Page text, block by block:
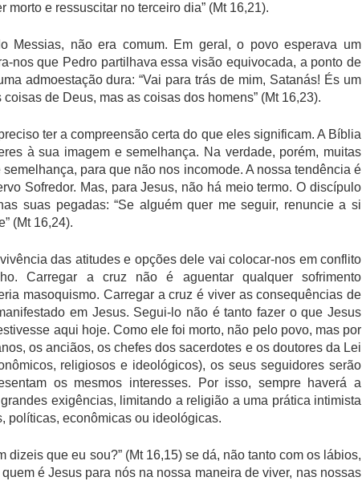
e ressuscitar no terceiro dia” (Mt 16,21).
Messias, não era comum. Em geral, o povo esperava um
nos que Pedro partilhava essa visão equivocada, a ponto de
admoestação dura: “Vai para trás de mim, Satanás! És um
de Deus, mas as coisas dos homens” (Mt 16,23).
ter a compreensão certa do que eles significam. A Bíblia
à sua imagem e semelhança. Na verdade, porém, muitas
para que não nos incomode. A nossa tendência é
Sofredor. Mas, para Jesus, não há meio termo. O discípulo
suas pegadas: “Se alguém quer me seguir, renuncie a si
(Mt 16,24).
das atitudes e opções dele vai colocar-nos em conflito
Carregar a cruz não é aguentar qualquer sofrimento
masoquismo. Carregar a cruz é viver as consequências de
em Jesus. Segui-lo não é tanto fazer o que Jesus
aqui hoje. Como ele foi morto, não pelo povo, mas por
os anciãos, os chefes dos sacerdotes e os doutores da Lei
religiosos e ideológicos), os seus seguidores serão
os mesmos interesses. Por isso, sempre haverá a
exigências, limitando a religião a uma prática intimista
políticas, econômicas ou ideológicas.
dizeis que eu sou?” (Mt 16,15) se dá, não tanto com os lábios,
é Jesus para nós na nossa maneira de viver, nas nossas